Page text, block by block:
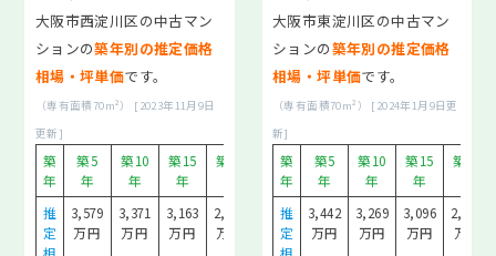
タワーマンション高値売却
売却診断フローチャート
買い替えのタイミングについて
教えてもらってよかったTOP8
大阪市住みたい「駅」TOP10
大阪市西淀川区の中古マン
ションの築年別の推定価格
相場・坪単価です。
（専有面積70m²） [2023年11月9日
更新]
築
年
築5
年
築10
年
築15
年
築20
築30
年
推
定
3,579
万円
3,371
万円
3,163
万円
2,954
万円
2,538
万円
大阪市東淀川区の中古マン
ションの築年別の推定価格
相場・坪単価です。
（専有面積70m²） [2024年1月9日更
新]
築
年
築5
年
築10
年
築15
年
築20
推
定
3,442
万円
3,269
万円
3,096
万円
2,922
万円